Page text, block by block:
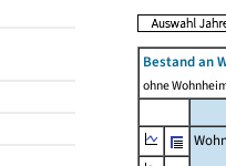
Bestand an
ohne